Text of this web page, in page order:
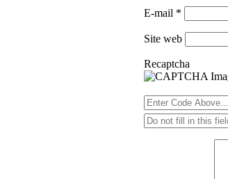
E-mail *
Site web
Recaptcha